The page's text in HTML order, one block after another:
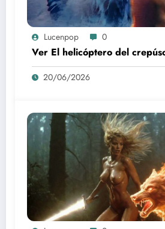
Lucenpop 0
Ver El helicóptero del
20/06/2026